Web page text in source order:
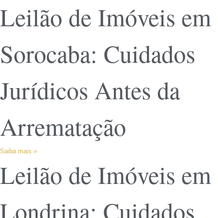
Leilão de Imóveis em
Sorocaba: Cuidados
Jurídicos Antes da
Arrematação
Saiba mais »
Leilão de Imóveis em
Londrina: Cuidados